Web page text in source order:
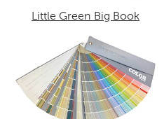
Little Green Big Book